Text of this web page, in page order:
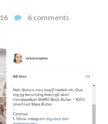
6 comments